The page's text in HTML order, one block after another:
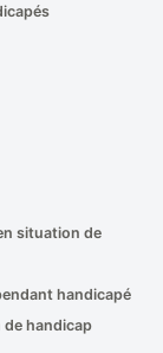
situation de
handicapé
de handicap